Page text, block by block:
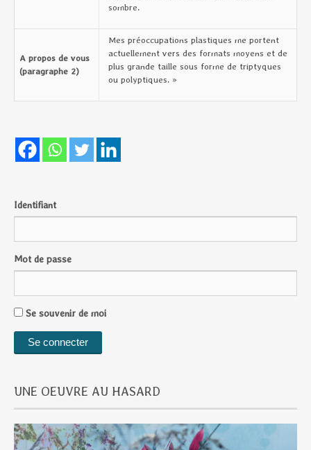
sombre.
A propos de vous
(paragraphe 2)
Mes préoccupations plastiques me portent
actuellement vers des formats moyens et de
plus grande taille sous forme de triptyques
ou polyptiques. »
Identifiant
Mot de passe
Se souvenir de moi
UNE OEUVRE AU HASARD